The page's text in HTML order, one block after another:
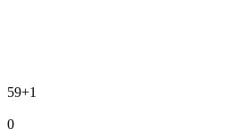
59+1
0